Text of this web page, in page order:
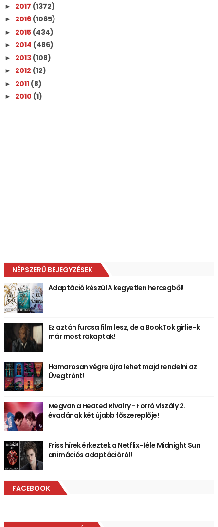
► 2017 (1372)
► 2016 (1065)
► 2015 (434)
► 2014 (486)
► 2013 (108)
► 2012 (12)
► 2011 (8)
► 2010 (1)
NÉPSZERŰ BEJEGYZÉSEK
Adaptáció készül A kegyetlen hercegből!
Ez aztán furcsa film lesz, de a BookTok girlie-k
már most rákaptak!
Hamarosan végre újra lehet majd rendelni az
Üvegtrónt!
Megvan a Heated Rivalry - Forró viszály 2.
évadának két újabb főszereplője!
Friss hírek érkeztek a Netflix-féle Midnight Sun
animációs adaptációról!
FACEBOOK